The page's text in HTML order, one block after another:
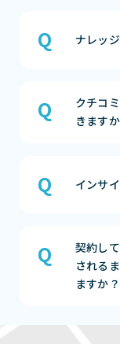
まずは
・無料
詳細」
「ドラ
者限定
ます。
【属性
Google
報」→「
ウト」
ナレッ
ースに
れ、右
まずは
クチコ
きます
クチコ
ますの
ってい
よい店
インサ
れたか
Google
検索後
契約し
される
ますか？